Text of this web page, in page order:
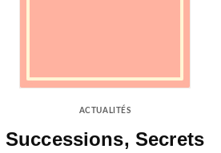
ACTUALITÉS
Successions, Secrets